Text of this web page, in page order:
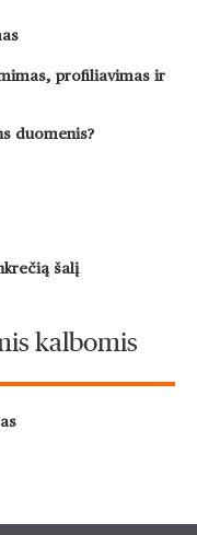
profiliavimas ir
duomenis?
šalį
kalbomis